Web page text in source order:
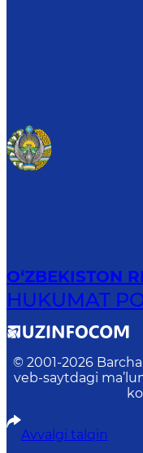
O‘ZBEKISTON
HUKUMAT
© 2001-2026
veb-saytdagi
Avvalgi talqin